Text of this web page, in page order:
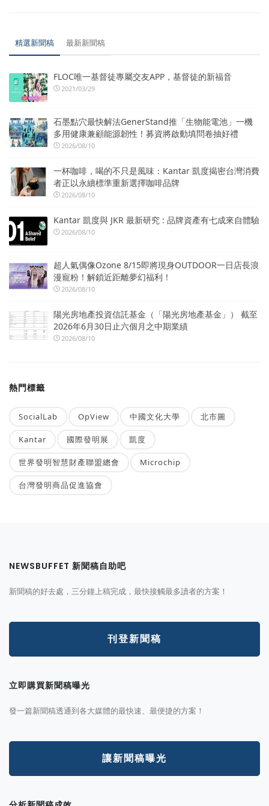
精選新聞稿 最新新聞稿
FLOC唯一基督徒專屬交友APP，基督徒的新福音
2021/03/29
石墨點穴最快解法GenerStand推「生物能電池」一機
多用健康兼顧能源韌性！募資將啟動填問卷抽好禮
2026/08/10
一杯咖啡，喝的不只是風味：Kantar 凱度揭密台灣消費
者正以永續標準重新選擇咖啡品牌
2026/08/10
Kantar 凱度與 JKR 最新研究 : 品牌資產有七成來自體驗
2026/08/10
超人氣偶像Ozone 8/15即將現身OUTDOOR一日店長浪
漫寵粉！解鎖近距離夢幻福利！
2026/08/10
陽光房地產投資信託基金（「陽光房地產基金」） 截至
2026年6月30日止六個月之中期業績
2026/08/10
熱門標籤
SocialLab OpView 中國文化大學 北市圖
Kantar 國際發明展 凱度
世界發明智慧財產聯盟總會 Microchip
台灣發明商品促進協會
NEWSBUFFET 新聞稿自助吧
新聞稿的好去處，三分鐘上稿完成，最快接觸最多讀者的方案！
刊登新聞稿
立即購買新聞稿曝光
發一篇新聞稿透通到各大媒體的最快速、最便捷的方案！
讓新聞稿曝光